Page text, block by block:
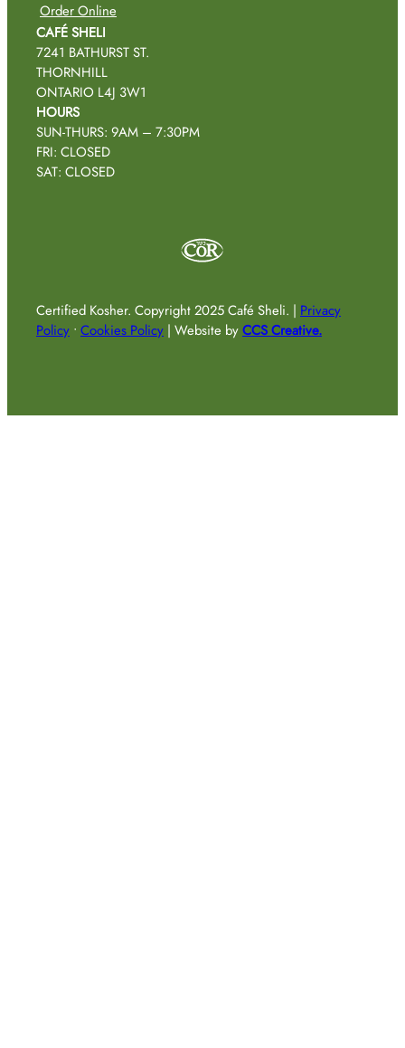
Order Online
CAFÉ SHELI
7241 BATHURST ST.
THORNHILL
ONTARIO L4J 3W1
HOURS
SUN-THURS: 9AM – 7:30PM
FRI: CLOSED
SAT: CLOSED
Certified Kosher. Copyright 2025 Café Sheli. | Privacy
Policy • Cookies Policy | Website byCCS Creative.